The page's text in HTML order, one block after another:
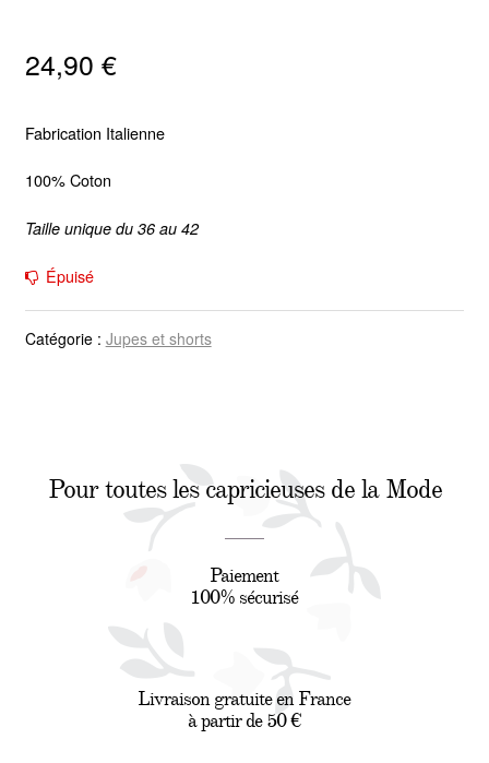
24,90 €
Fabrication Italienne
100% Coton
Taille unique du 36 au 42
Épuisé
Catégorie : Jupes et shorts
Pour toutes les capricieuses de la Mode
Paiement
100% sécurisé
Livraison gratuite en France
à partir de 50 €